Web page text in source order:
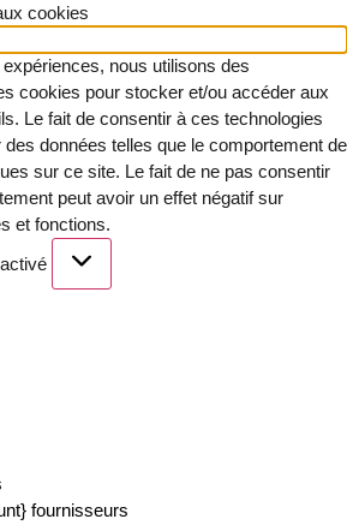
cookies
nous utilisons des
cookies pour stocker et/ou accéder aux
Le fait de consentir à ces technologies
données telles que le comportement de
sur ce site. Le fait de ne pas consentir
peut avoir un effet négatif sur
et fonctions.
fournisseurs